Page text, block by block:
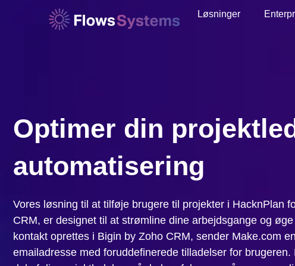
Løsninger
Optimer din
automatisering
Vores løsning til at tilføje brugere til projekter i HacknPlan
CRM, er designet til at strømline dine arbejdsgange og
kontakt oprettes i Bigin by Zoho CRM, sender Make.com
emailadresse med foruddefinerede tilladelser for